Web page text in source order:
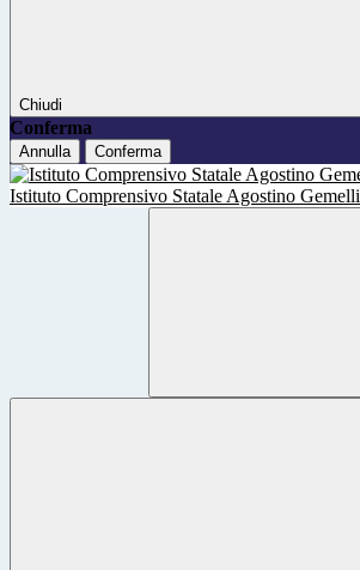
Chiudi
Conferma
Annulla Conferma
Istituto Comprensivo Statale Agostino Gemelli